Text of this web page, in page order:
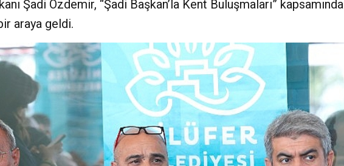
Şadi Özdemir, “Şadi Başkan’la Kent Buluşmaları” kapsamında
araya geldi.